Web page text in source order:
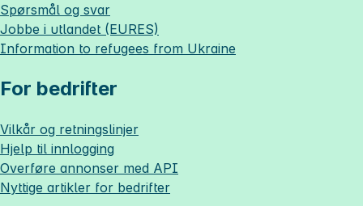
Spørsmål og svar
Jobbe i utlandet (EURES)
Information to refugees from Ukraine
For bedrifter
Vilkår og retningslinjer
Hjelp til innlogging
Overføre annonser med API
Nyttige artikler for bedrifter